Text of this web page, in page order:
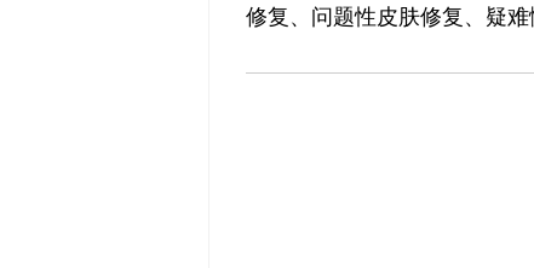
修复、问题性皮肤修复、疑